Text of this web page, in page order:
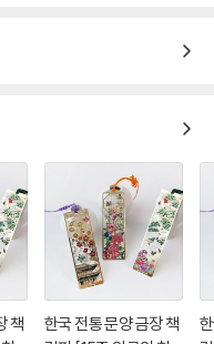
책
한국 전통 문양 금장 책